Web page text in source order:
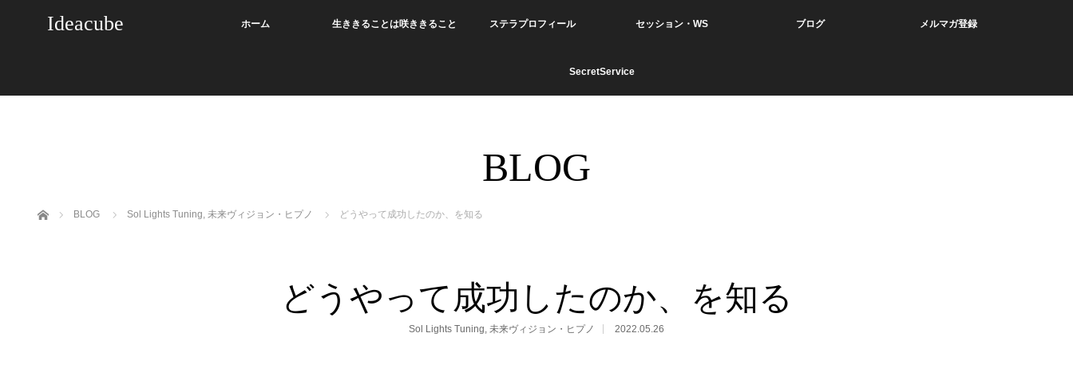
Ideacube ホーム 生ききることは咲ききること ステラプロフィール セッション・WS ブログ メルマガ登録
SecretService
BLOG
ホーム BLOG Sol Lights Tuning, 未来ヴィジョン・ヒプノ どうやって成功したのか、を知る
どうやって成功したのか、を知る
Sol Lights Tuning, 未来ヴィジョン・ヒプノ 2022.05.26